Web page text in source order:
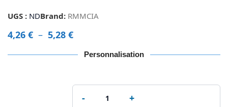
UGS : NDBrand: RMMCIA
4,26 € – 5,28 €
Personnalisation